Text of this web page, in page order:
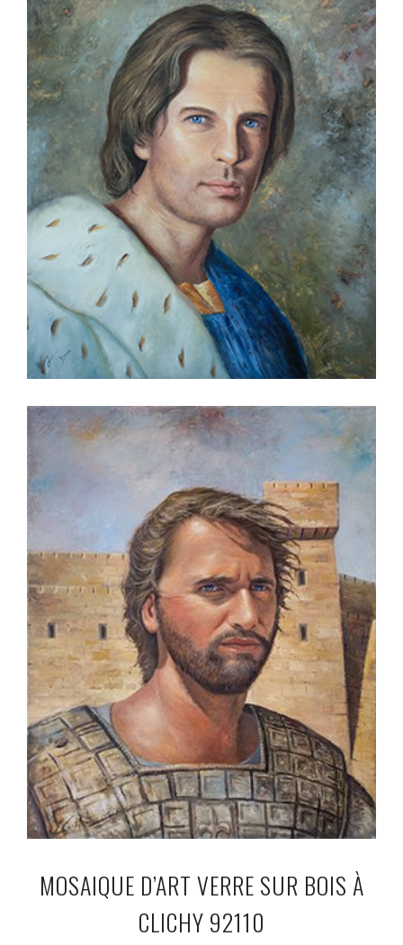
MOSAIQUE D’ART VERRE SUR BOIS À
CLICHY 92110